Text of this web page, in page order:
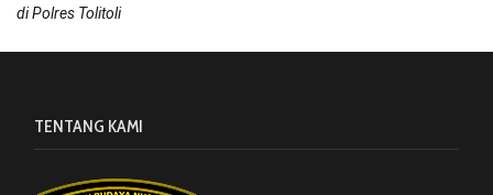
di Polres Tolitoli
TENTANG KAMI